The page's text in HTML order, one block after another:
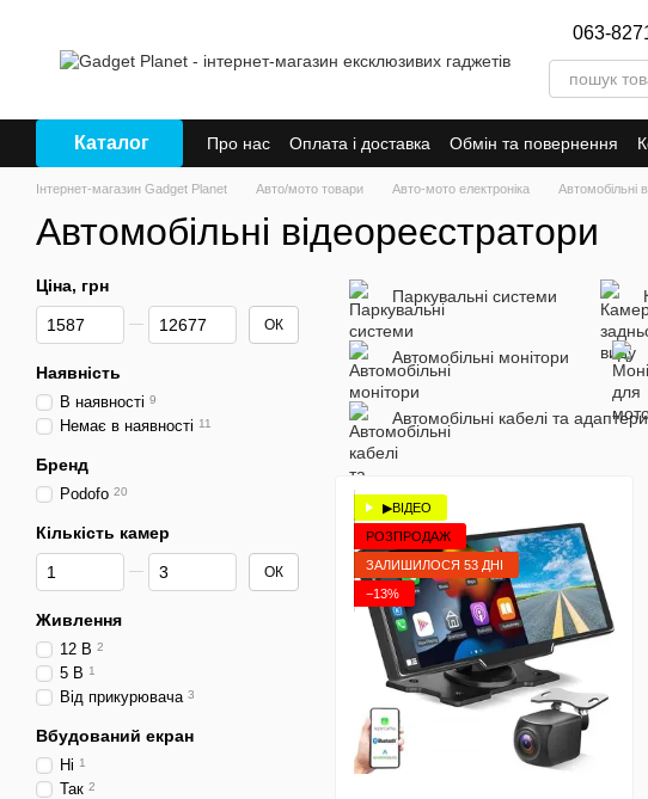
063-
Каталог Про нас Оплата і доставка Обмін та повернення
Інтернет-магазин Gadget Planet Авто/мото товари Авто-мото електроніка Автомобільні
Автомобільні відеореєстратори
Паркувальні системи
Автомобільні монітори
Автомобільні кабелі та адаптери
▶ВІДЕО
РОЗПРОДАЖ
ЗАЛИШИЛОСЯ 53 ДНІ
−13%
Ціна, грн
Від Ціна, грн
До Ціна, грн ОК
Наявність
В наявності 9
Немає в наявності 11
Бренд
Podofo 20
Кількість камер
Від Кількість камер
До Кількість камер ОК
Живлення
12 В 2
5 В 1
Від прикурювача 3
Вбудований екран
Ні 1
Так 2